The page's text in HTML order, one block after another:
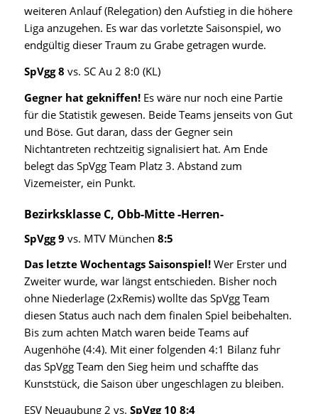
weiteren Anlauf (Relegation) den Aufstieg in die höhere
Liga anzugehen. Es war das vorletzte Saisonspiel, wo
endgültig dieser Traum zu Grabe getragen wurde.
SpVgg 8 vs. SC Au 2 8:0 (KL)
Gegner hat gekniffen!Es wäre nur noch eine Partie
für die Statistik gewesen. Beide Teams jenseits von Gut
und Böse. Gut daran, dass der Gegner sein
Nichtantreten rechtzeitig signalisiert hat. Am Ende
belegt das SpVgg Team Platz 3. Abstand zum
Vizemeister, ein Punkt.
Bezirksklasse C, Obb-Mitte -Herren-
SpVgg 9 vs. MTV München 8:5
Das letzte Wochentags Saisonspiel!Wer Erster und
Zweiter wurde, war längst entschieden. Bisher noch
ohne Niederlage (2xRemis) wollte das SpVgg Team
diesen Status auch nach dem finalen Spiel beibehalten.
Bis zum achten Match waren beide Teams auf
Augenhöhe (4:4). Mit einer folgenden 4:1 Bilanz fuhr
das SpVgg Team den Sieg heim und schaffte das
Kunststück, die Saison über ungeschlagen zu bleiben.
ESV Neuaubung 2 vs. SpVgg 10 8:4